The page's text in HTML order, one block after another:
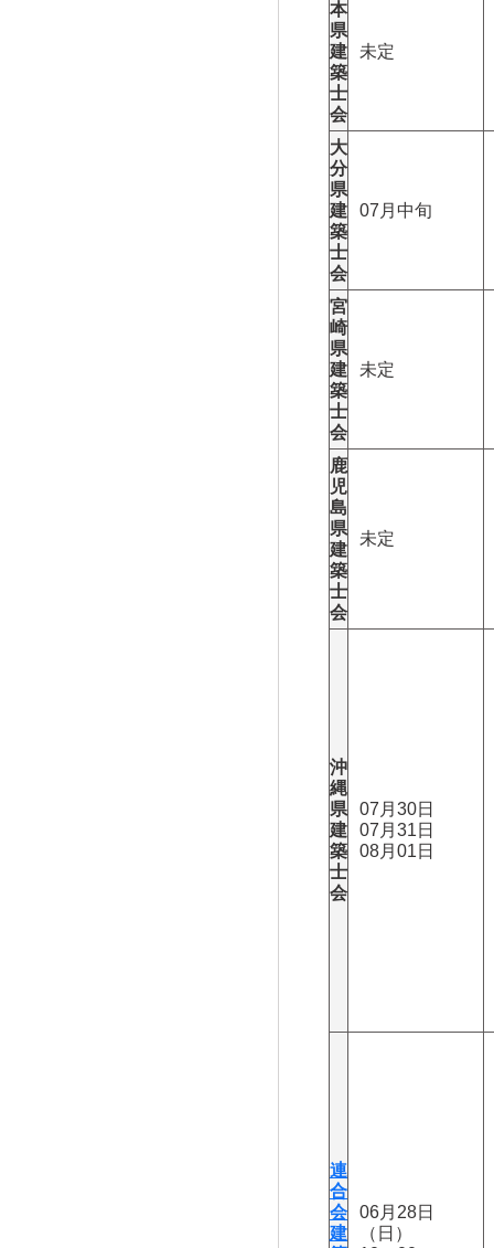
本
県
建
築
士
会
未定
大
分
県
建
築
士
会
07月中旬
宮
崎
県
建
築
士
会
未定
鹿
児
島
県
建
築
士
会
未定
沖
縄
県
建
築
士
会
07月30日
07月31日
08月01日
連
合
会
建
06月28日
（日）